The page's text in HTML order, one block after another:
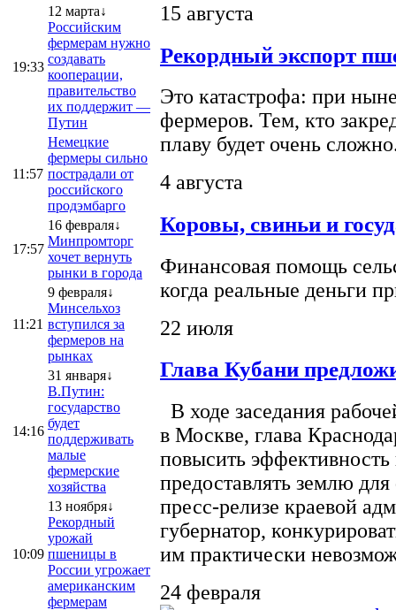
19:33
12 марта↓
Российским
фермерам нужно
создавать
кооперации,
правительство
их поддержит —
Путин
11:57
Немецкие
фермеры сильно
пострадали от
российского
продэмбарго
17:57
16 февраля↓
Минпромторг
хочет вернуть
рынки в города
11:21
9 февраля↓
Минсельхоз
вступился за
фермеров на
рынках
14:16
31 января↓
В.Путин:
государство
будет
поддерживать
малые
фермерские
хозяйства
10:09
13 ноября↓
Рекордный
урожай
пшеницы в
России угрожает
американским
фермерам
15 августа
Рекордный экспорт
Это катастрофа: при
фермеров. Тем, кто
плаву будет очень
4 августа
Коровы, свиньи и
Финансовая помощь
когда реальные деньги
22 июля
Глава Кубани
В ходе заседания
в Москве, глава
повысить эффективность
предоставлять землю
пресс-релизе краевой
губернатор,
им практически
24 февраля